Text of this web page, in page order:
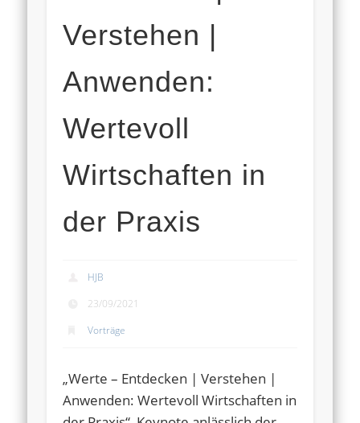
Verstehen |
Anwenden:
Wertevoll
Wirtschaften in
der Praxis
HJB
23/09/2021
Vorträge
„Werte – Entdecken | Verstehen |
Anwenden: Wertevoll Wirtschaften in